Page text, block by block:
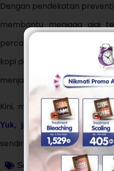
Dengan pendekatan
membantu menjaga gigi
percaya diri tanpa rasa
kopi dan rokok, Dental Spa
menjaga warna gigi tetap
Kini, merawat gigi bukan
Yuk, jadwalkansesi Dental
sendiri manfaatnya bersama
Scaling Gigi Tips & Trik